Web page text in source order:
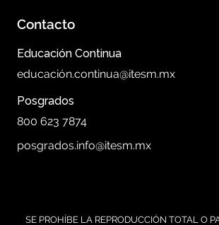
Contacto
Educación Continua
educación.continua@itesm.mx
Posgrados
800 623 7874
posgrados.info@itesm.mx
SE PROHÍBE LA REPRODUCCIÓN TOTAL O